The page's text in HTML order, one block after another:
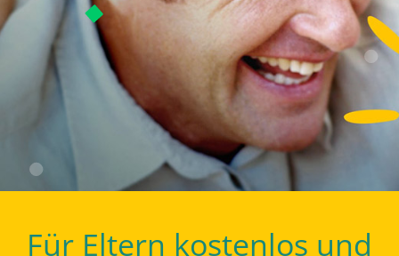
Für Eltern kostenlos und